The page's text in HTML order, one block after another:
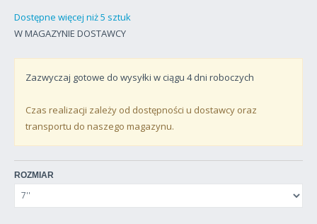
Dostępne więcej niż 5 sztuk
W MAGAZYNIE DOSTAWCY
Zazwyczaj gotowe do wysyłki w ciągu 4dni roboczych
Czas realizacji zależy od dostępności u dostawcy oraz
transportu do naszego magazynu.
ROZMIAR